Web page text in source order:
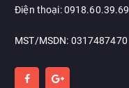
Điện thoại: 0918.60.39.69
MST/MSDN: 0317487470